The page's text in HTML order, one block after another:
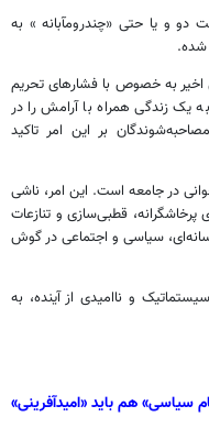
دو و یا حتی «چندرومآبانه » به
شده.
به خصوص با فشارهای تحریم
یک زندگی همراه با آرامش را در
بر این امر تاکید
در جامعه است. این امر، ناشی
قطبی‌سازی و تنازعات
سیاسی و اجتماعی در گوش
و ناامیدی از آینده، به
سیاسی» هم باید «امیدآفرینی»